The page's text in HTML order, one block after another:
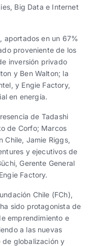
Big Data e Internet
aportados en un 67%
proveniente de los
inversión privado
y Ben Walton; la
y Engie Factory,
en energía.
de Tadashi
de Corfo; Marcos
Chile, Jamie Riggs,
y ejecutivos de
Gerente General
Factory.
Chile (FCh),
sido protagonista de
emprendimiento e
a las nuevas
de globalización y